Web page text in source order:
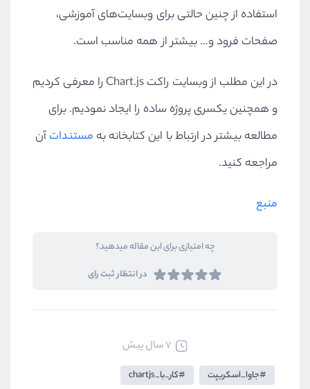
استفاده از چنین حالتی برای وبسایت‌های آموزشی،
صفحات فرود و… بیشتر از همه مناسب است.
در این مطلب از وبسایت راکت Chart.js را معرفی کردیم
و همچنین یکسری پروژه ساده را ایجاد نمودیم. برای
مطالعه بیشتر در ارتباط با این کتابخانه به مستنداتآن
مراجعه کنید.
منبع
چه امتیازی برای این مقاله میدهید؟
در انتظار ثبت رای
7 سال پیش
جاوا_اسکریپت
کار_با_chartjs